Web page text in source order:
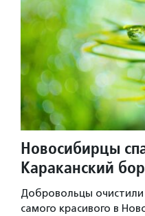
Новосибирцы
Караканский бор
Добровольцы
самого красивого в